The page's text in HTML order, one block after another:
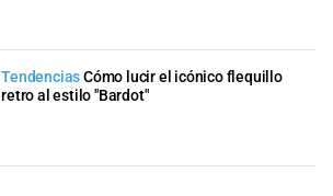
TendenciasCómo lucir el icónico flequillo
retro al estilo "Bardot"